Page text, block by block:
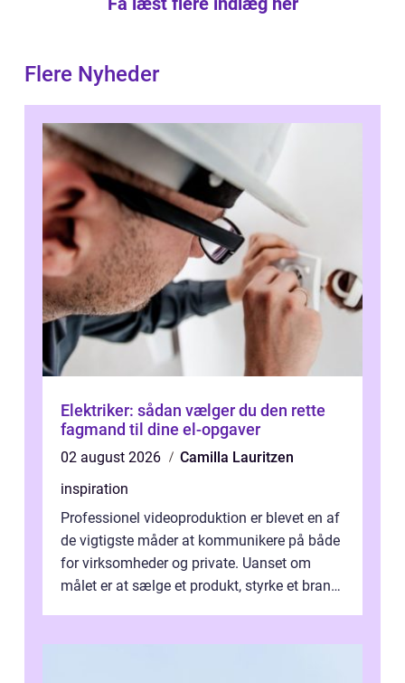
Flere Nyheder
Elektriker: sådan vælger du den rette
fagmand til dine el-opgaver
02 august 2026
Camilla Lauritzen
inspiration
Professionel videoproduktion er blevet en af
de vigtigste måder at kommunikere på både
for virksomheder og private. Uanset om
målet er at sælge et produkt, styrke et brand,